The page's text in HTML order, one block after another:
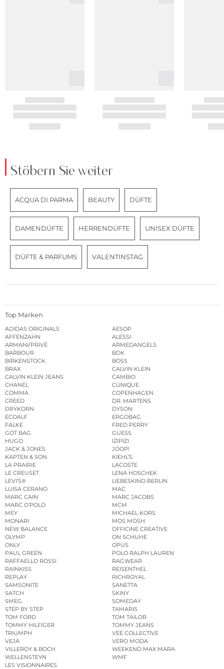
Stöbern Sie weiter
ACQUA DI PARMA BEAUTY DÜFTE
DAMENDÜFTE HERRENDÜFTE UNISEX DÜFTE
DÜFTE & PARFUMS VALENTINSTAG
Top Marken
ADIDAS ORIGINALS
AESOP
AFFENZAHN
ALESSI
ARMANI/PRIVÉ
ARMEDANGELS
BARBOUR
BDK
BIRKENSTOCK
BOSS
BRAX
CALVIN KLEIN
CALVIN KLEIN JEANS
CAMBIO
CHANEL
CLINIQUE
COMMA
COPENHAGEN
CREED
DR. MARTENS
DRYKORN
DYSON
ECOALF
ERGOBAG
FALKE
FRED PERRY
GOT BAG
GUESS
HUGO
IZIPIZI
JACK & JONES
JOOP!
KAPTEN & SON
KIEHL’S
LA PRAIRIE
LACOSTE
LE CREUSET
LENA HOSCHEK
LEVI’S®
LIEBESKIND BERLIN
LUISA CERANO
MAC
MARC CAIN
MARC JACOBS
MARC O’POLO
MCM
MEY
MICHAEL KORS
MONARI
MOS MOSH
NEW BALANCE
OFFICINE CREATIVE
OLYMP
ON SCHUHE
ONLY
OPUS
PAUL GREEN
POLO RALPH LAUREN
RAFFAELLO ROSSI
RAGWEAR
RAINKISS
REISENTHEL
REPLAY
RICHROYAL
SAMSONITE
SANETTA
SATCH
SKINY
SMEG
SOMEDAY
STEP BY STEP
TAMARIS
TOM FORD
TOM TAILOR
TOMMY HILFIGER
TOMMY JEANS
TRIUMPH
VEE COLLECTIVE
VEJA
VERO MODA
VILLEROY & BOCH
WEEKEND MAX MARA
WELLENSTEYN
WMF
LES VISIONNAIRES